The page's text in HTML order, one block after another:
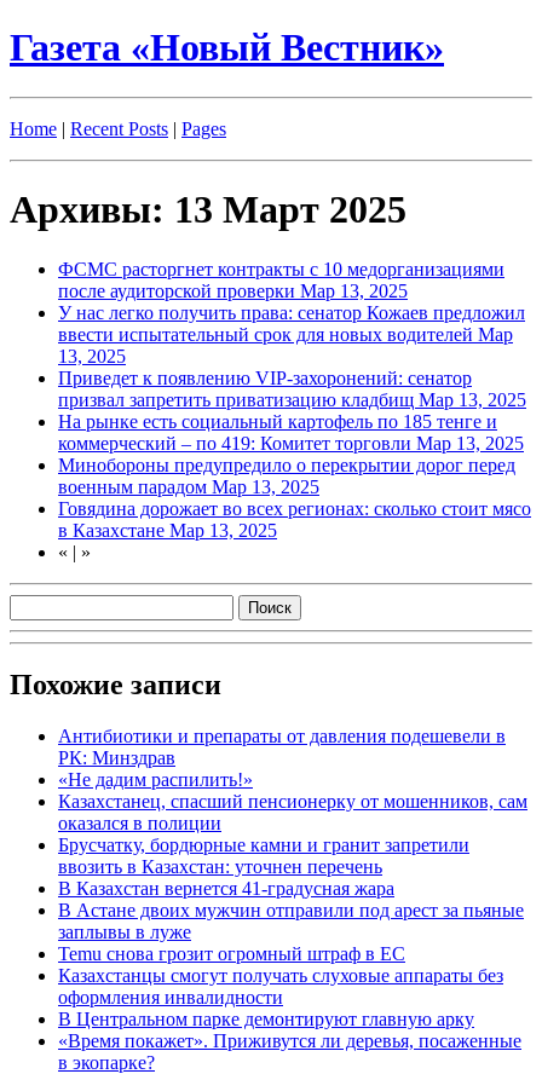
Газета «Новый Вестник»
Home | Recent Posts | Pages
Архивы: 13 Март 2025
ФСМС расторгнет контракты с 10 медорганизациями
после аудиторской проверки Мар 13, 2025
У нас легко получить права: сенатор Кожаев предложил
ввести испытательный срок для новых водителей Мар
13, 2025
Приведет к появлению VIP-захоронений: сенатор
призвал запретить приватизацию кладбищ Мар 13, 2025
На рынке есть социальный картофель по 185 тенге и
коммерческий – по 419: Комитет торговли Мар 13, 2025
Минобороны предупредило о перекрытии дорог перед
военным парадом Мар 13, 2025
Говядина дорожает во всех регионах: сколько стоит мясо
в Казахстане Мар 13, 2025
« | »
Похожие записи
Антибиотики и препараты от давления подешевели в
РК: Минздрав
«Не дадим распилить!»
Казахстанец, спасший пенсионерку от мошенников, сам
оказался в полиции
Брусчатку, бордюрные камни и гранит запретили
ввозить в Казахстан: уточнен перечень
В Казахстан вернется 41-градусная жара
В Астане двоих мужчин отправили под арест за пьяные
заплывы в луже
Temu снова грозит огромный штраф в ЕС
Казахстанцы смогут получать слуховые аппараты без
оформления инвалидности
В Центральном парке демонтируют главную арку
«Время покажет». Приживутся ли деревья, посаженные
в экопарке?